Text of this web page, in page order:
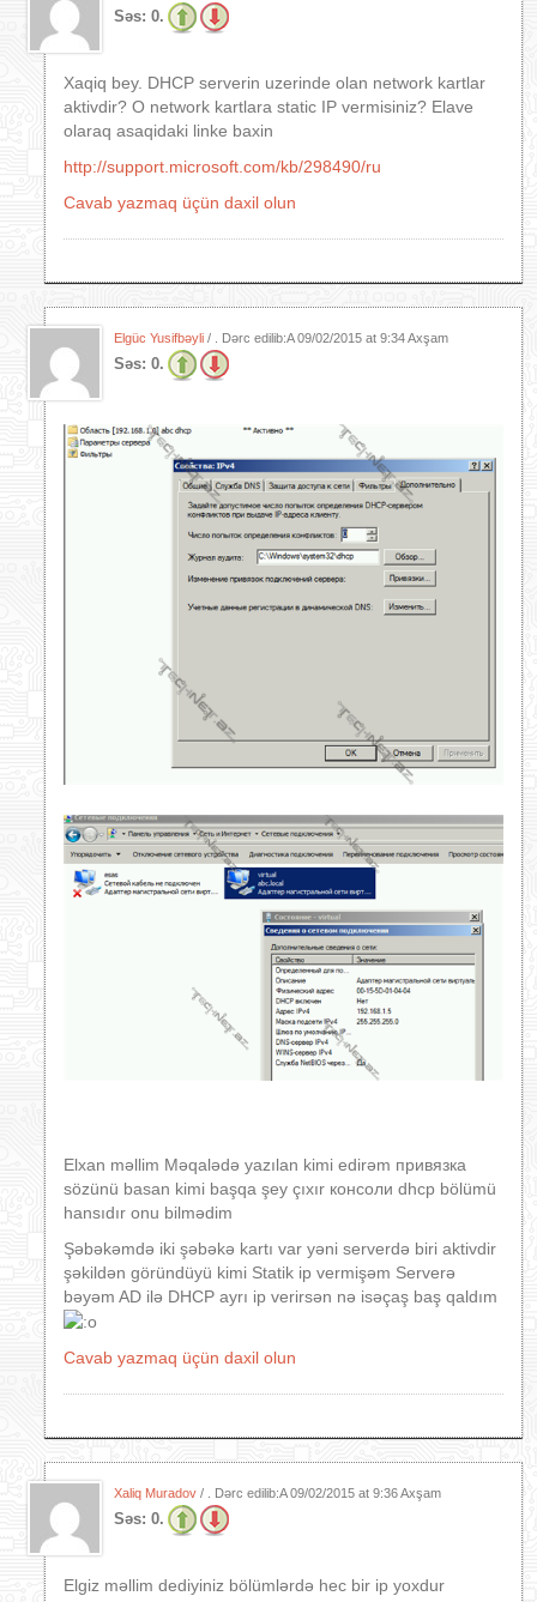
Səs: 0.
Xaqiq bey. DHCP serverin uzerinde olan network kartlar
aktivdir? O network kartlara static IP vermisiniz? Elave
olaraq asaqidaki linke baxin
http://support.microsoft.com/kb/298490/ru
Cavab yazmaq üçün daxil olun
Elgüc Yusifbəyli / . Dərc edilib:A09/02/2015 at 9:34 Axşam
Səs: 0.
Elxan məllim Məqalədə yazılan kimi edirəm привязка
sözünü basan kimi başqa şey çıxır консоли dhcp bölümü
hansıdır onu bilmədim
Şəbəkəmdə iki şəbəkə kartı var yəni serverdə biri aktivdir
şəkildən göründüyü kimi Statik ip vermişəm Serverə
bəyəm AD ilə DHCP ayrı ip verirsən nə isəçaş baş qaldım
Cavab yazmaq üçün daxil olun
Xaliq Muradov / . Dərc edilib:A09/02/2015 at 9:36 Axşam
Səs: 0.
Elgiz məllim dediyiniz bölümlərdə hec bir ip yoxdur